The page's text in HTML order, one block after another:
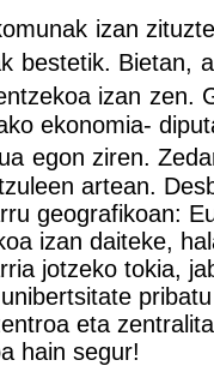
izan
bestetik. Bietan,
izan zen.
ekonomia-
egon ziren.
artean.
geografikoan:
izan daiteke,
jotzeko tokia,
eta
hain segur!